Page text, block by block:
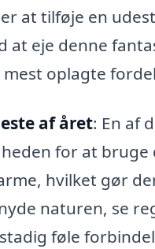
at tilføje en
at eje denne
oplagte
af året: En af
for at
hvilket gør
naturen, se
føle